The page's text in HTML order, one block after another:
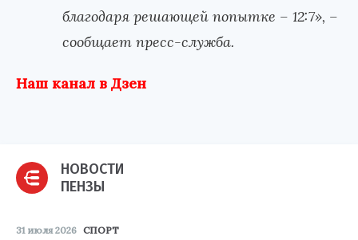
благодаря решающей попытке – 12:7», –
сообщает пресс-служба.
Наш канал в Дзен
НОВОСТИ
ПЕНЗЫ
31 июля 2026 СПОРТ